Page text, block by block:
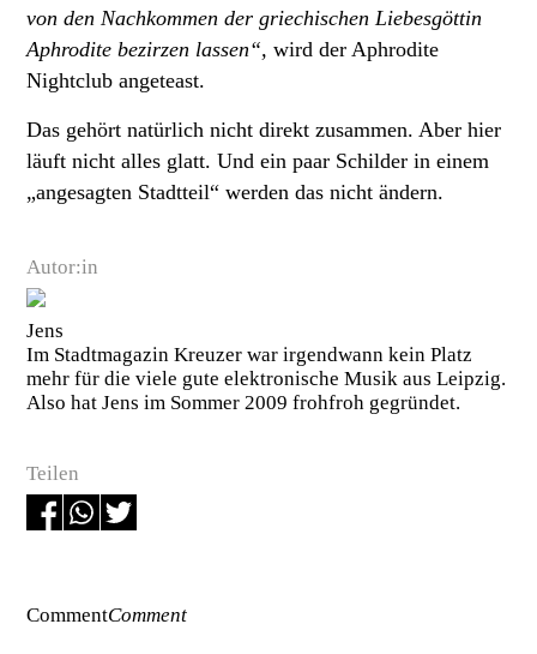
Autor:in
Jens
Im Stadtmagazin Kreuzer war irgendwann kein Platz
mehr für die viele gute elektronische Musik aus Leipzig.
Also hat Jens im Sommer 2009 frohfroh gegründet.
Teilen
von den Nachkommen der griechischen Liebesgöttin
Aphrodite bezirzen lassen“, wird der Aphrodite
Nightclub angeteast.
Das gehört natürlich nicht direkt zusammen. Aber hier
läuft nicht alles glatt. Und ein paar Schilder in einem
„angesagten Stadtteil“ werden das nicht ändern.
CommentComment